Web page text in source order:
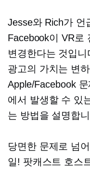
Jesse와 Rich가 언
Facebook이 VR로
변경한다는 것입
광고의 가치는 변
Apple/Facebook
에서 발생할 수 있
는 방법을 설명합
당면한 문제로 넘
일! 팟캐스트 호스